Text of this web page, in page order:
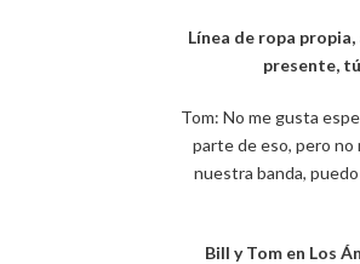
Línea de ropa
presente,
Tom: No me gusta
parte de eso, pero no
nuestra banda,
Bill y Tom en Los